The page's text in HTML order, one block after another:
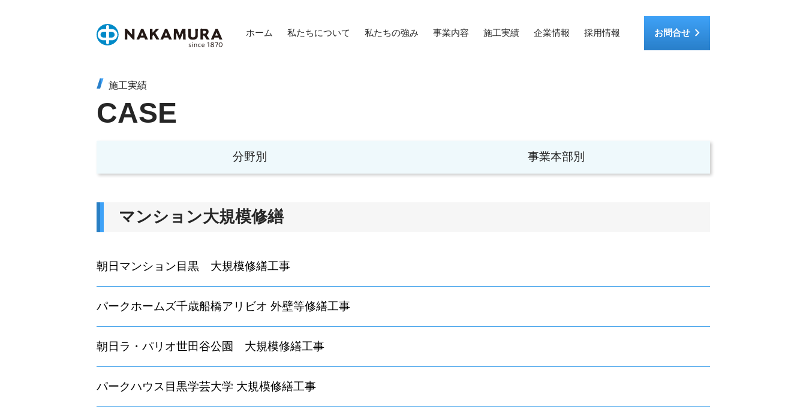
ホーム 私たちについて 私たちの強み 事業内容 施工実績 企業情報 採用情報 お問合せkeyboard_arrow_right
施工実績
CASE
分野別 事業本部別
マンション大規模修繕
朝日マンション目黒 大規模修繕工事
パークホームズ千歳船橋アリビオ 外壁等修繕工事
朝日ラ・パリオ世田谷公園 大規模修繕工事
パークハウス目黒学芸大学 大規模修繕工事